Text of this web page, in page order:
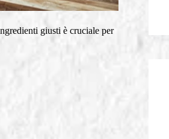
giusti è cruciale per